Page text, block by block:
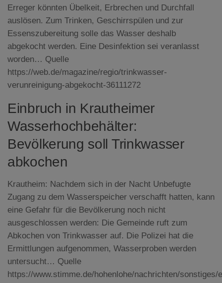
Erreger könnten Übelkeit, Erbrechen und Durchfall
auslösen. Zum Trinken, Geschirrspülen und zur
Essenszubereitung solle das Wasser deshalb
abgekocht werden. Eine Desinfektion sei veranlasst
worden… Quelle
https://web.de/magazine/regio/trinkwasser-
verunreinigung-abgekocht-36111272
Einbruch in Krautheimer
Wasserhochbehälter:
Bevölkerung soll Trinkwasser
abkochen
Krautheim: Nachdem sich in der Nacht Unbefugte
Zugang zu dem Wasserspeicher verschafft hatten, kann
eine Gefahr für die Bevölkerung noch nicht
ausgeschlossen werden: Die Gemeinde ruft zum
Abkochen von Trinkwasser auf. Die Polizei hat die
Ermittlungen aufgenommen, Wasserproben werden
untersucht… Quelle
https://www.stimme.de/hohenlohe/nachrichten/sonstiges/